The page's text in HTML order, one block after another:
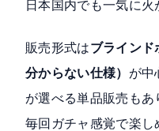
日本国内でも一気に火
販売形式はブラインド
分からない仕様） が中
が選べる単品販売もあ
毎回ガチャ感覚で楽